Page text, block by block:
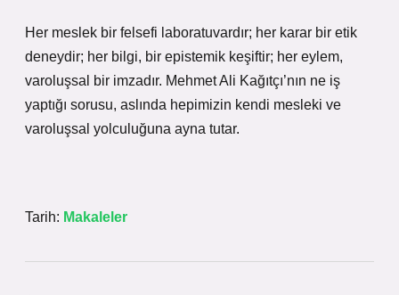
Her meslek bir felsefi laboratuvardır; her karar bir etik
deneydir; her bilgi, bir epistemik keşiftir; her eylem,
varoluşsal bir imzadır. Mehmet Ali Kağıtçı’nın ne iş
yaptığı sorusu, aslında hepimizin kendi mesleki ve
varoluşsal yolculuğuna ayna tutar.
Tarih: Makaleler